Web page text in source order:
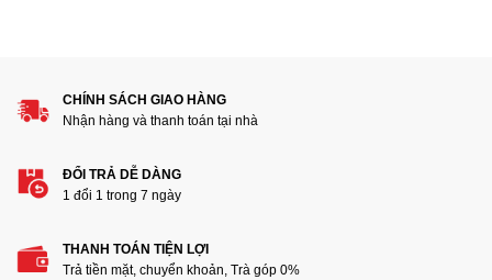
Thêm ảnh đánh giá
CHÍNH SÁCH GIAO HÀNG
Nhận hàng và thanh toán tại nhà
ĐỔI TRẢ DỄ DÀNG
1 đổi 1 trong 7 ngày
THANH TOÁN TIỆN LỢI
Trả tiền mặt, chuyển khoản, Trà góp 0%